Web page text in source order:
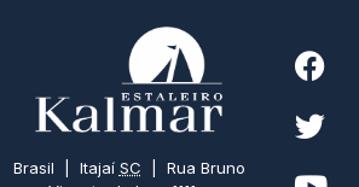
Brasil | Itajaí SC | Rua Bruno